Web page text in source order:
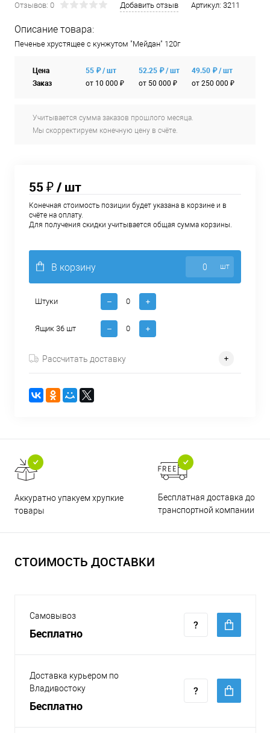
Отзывов: 0 Добавить отзыв Артикул: 3211
Описание товара:
Печенье хрустящее с кунжутом "Мейдан" 120г
Цена
Заказ
55 ₽ / шт
от 10 000 ₽
52.25 ₽ / шт
от 50 000 ₽
49.50 ₽ / шт
от 250 000 ₽
Учитывается сумма заказов прошлого месяца.
Мы скорректируем конечную цену в счёте.
55 ₽/ шт
Конечная стоимость позиции будет указана в корзине и в
счёте на оплату.
Для получения скидки учитывается общая сумма корзины.
В корзину шт
Штуки
Ящик 36 шт
Рассчитать доставку
Аккуратно упакуем хрупкие
товары
Бесплатная доставка до
транспортной компании
СТОИМОСТЬ ДОСТАВКИ
Самовывоз
Бесплатно
Доставка курьером по
Владивостоку
Бесплатно